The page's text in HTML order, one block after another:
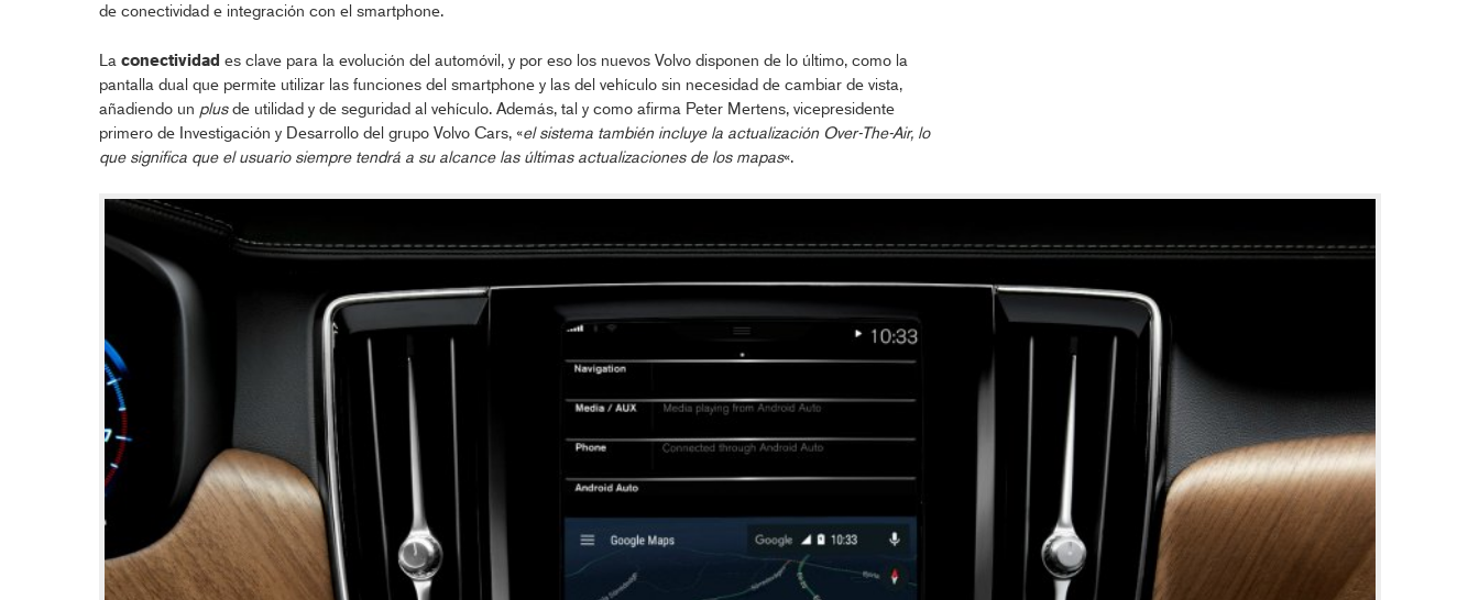
de conectividad e integración con el smartphone.
La conectividad es clave para la evolución del automóvil, y por eso los nuevos Volvo disponen de lo último, como la
pantalla dual que permite utilizar las funciones del smartphone y las del vehículo sin necesidad de cambiar de vista,
añadiendo un plusde utilidad y de seguridad al vehículo. Además, tal y como afirma Peter Mertens, vicepresidente
primero de Investigación y Desarrollo del grupo Volvo Cars, «el sistema también incluye la actualización Over-The-Air, lo
que significa que el usuario siempre tendrá a su alcance las últimas actualizaciones de los mapas«.